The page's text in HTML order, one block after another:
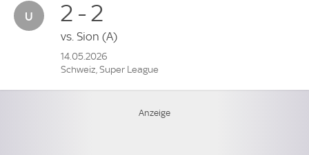
2 - 2
vs. Sion (A)
14.05.2026
Schweiz, Super League